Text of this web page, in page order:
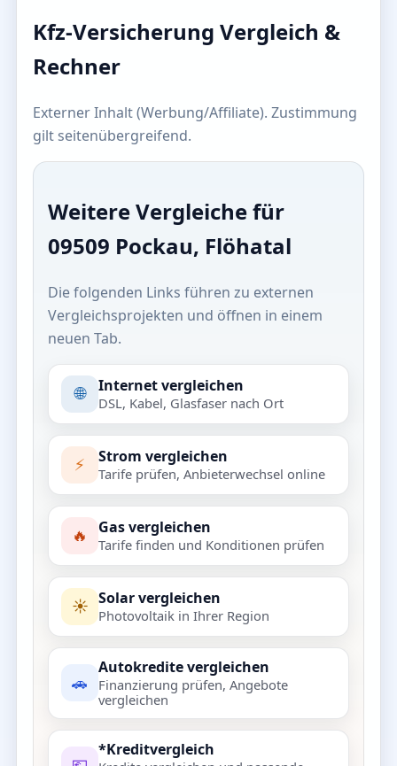
Kfz-Versicherung Vergleich &
Rechner
Externer Inhalt (Werbung/Affiliate). Zustimmung
gilt seitenübergreifend.
Weitere Vergleiche für
09509 Pockau, Flöhatal
Die folgenden Links führen zu externen
Vergleichsprojekten und öffnen in einem
neuen Tab.
🌐 Internet vergleichen
DSL, Kabel, Glasfaser nach Ort
⚡ Strom vergleichen
Tarife prüfen, Anbieterwechsel online
🔥 Gas vergleichen
Tarife finden und Konditionen prüfen
☀️ Solar vergleichen
Photovoltaik in Ihrer Region
🚗
Autokredite vergleichen
Finanzierung prüfen, Angebote
vergleichen
*Kreditvergleich